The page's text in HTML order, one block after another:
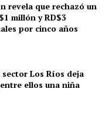
revela que rechazó un
millón y RD$3
por cinco años
Los Ríos deja
ellos una niña